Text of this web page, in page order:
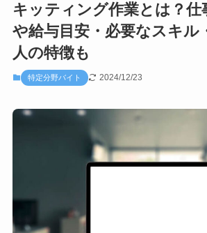
キッティング作業とは？仕
や給与目安・必要なスキル
人の特徴も
特定分野バイト 2024/12/23